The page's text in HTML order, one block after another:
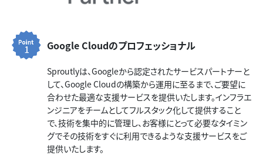
Google Cloudのプロフェッショナル
Sproutlyは、Googleから認定されたサービスパートナーと
して、Google Cloudの構築から運用に至るまで、ご要望に
合わせた最適な支援サービスを提供いたします。インフラエ
ンジニアをチームとしてフルスタック化して提供すること
で、技術を集中的に管理し、お客様にとって必要なタイミン
グでその技術をすぐに利用できるような支援サービスをご
提供いたします。